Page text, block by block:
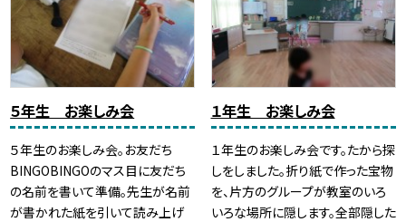
５年生 お楽しみ会
５年生のお楽しみ会。お友だち
BINGOBINGOのマス目に友だち
の名前を書いて準備。先生が名前
が書かれた紙を引いて読み上げ
１年生 お楽しみ会
１年生のお楽しみ会です。たから探
しをしました。折り紙で作った宝物
を、片方のグループが教室のいろ
いろな場所に隠します。全部隠した